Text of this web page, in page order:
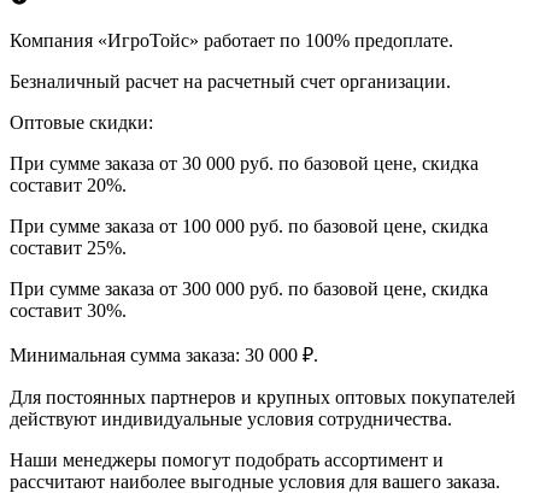
Компания «ИгроТойс» работает по 100% предоплате.
Безналичный расчет на расчетный счет организации.
Оптовые скидки:
При сумме заказа от 30 000 руб. по базовой цене, скидка
составит 20%.
При сумме заказа от 100 000 руб. по базовой цене, скидка
составит 25%.
При сумме заказа от 300 000 руб. по базовой цене, скидка
составит 30%.
Минимальная сумма заказа: 30 000 ₽.
Для постоянных партнеров и крупных оптовых покупателей
действуют индивидуальные условия сотрудничества.
Наши менеджеры помогут подобрать ассортимент и
рассчитают наиболее выгодные условия для вашего заказа.